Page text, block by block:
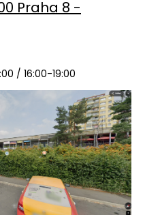
Praha 8 -
/ 16:00-19:00